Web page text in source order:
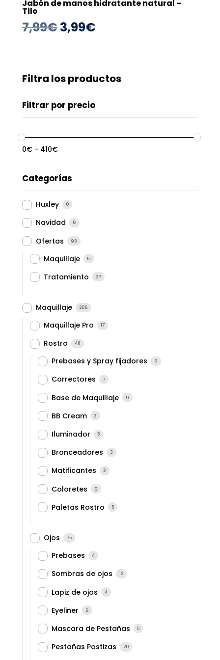
Filtra los productos
Filtrar por precio
0€- 410€
Categorías
Huxley 0
Navidad 6
Ofertas 98
Maquillaje 51
Tratamiento 37
Maquillaje 206
Maquillaje Pro 17
Rostro 48
Prebases y Spray fijadores 9
Correctores 7
Base de Maquillaje 9
BB Cream 3
Iluminador 5
Bronceadores 3
Matificantes 3
Coloretes 6
Paletas Rostro 5
Ojos 75
Prebases 4
Sombras de ojos 12
Lapiz de ojos 4
Eyeliner 6
Mascara de Pestañas 5
Pestañas Postizas 20
Jabón de manos hidratante natural –
Tilo
7,99€El
era:
3,99€El
es: